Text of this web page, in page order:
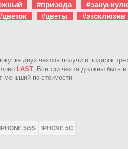
#природа
#цветы
#эксклюзив
двух чехлов получи в подарок
LAST. Все три чехла должны быть в
меньший по стоимости.
IPHONE 5/5S IPHONE 5C